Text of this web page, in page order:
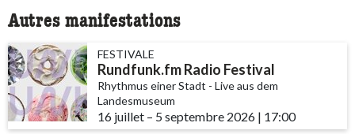
Autres manifestations
FESTIVALE
Rundfunk.fm Radio Festival
Rhythmus einer Stadt - Live aus dem
Landesmuseum
16 juillet accessibility.time_to
– 5 septembre 2026 | 17:00